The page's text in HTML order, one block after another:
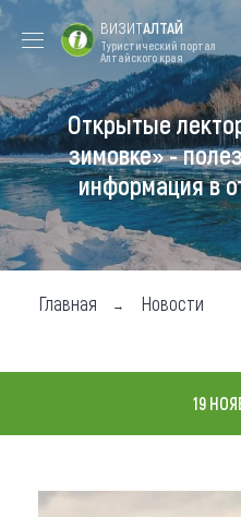
Форум VISIT
ALTAI
Цветение
маральника
Туры
Где побывать
Чем заняться
Карта
ВИЗИТАЛТАЙ
Туристический портал
Алтайского края
Открытые
зимовке» -
информация в
Главная Новости
19